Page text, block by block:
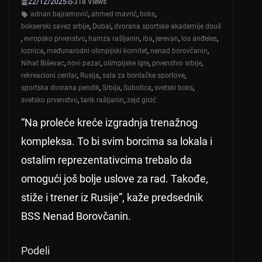
22/12/2025
318 Views
adnan bajramović, ahmed mavrić, boks,
bokserski savez srbije, Dubai, dvorana sportske akademije douš
, evropsko prvenstvo, hamza rašljanin, iba, jerevan, los anđeles,
loznica, međunarodni olimpijski komitet, nenad borovčanin,
Nihat Biševac, novi pazar, olimpijske igre, prvenstvo srbije,
rekreacioni centar, Rusija, sala za borilačke sportove,
sportska dvorana pendik, Srbija, Subotica, svetski boks,
svetsko prvenstvo, tarik rašljanin, zejd gicić
“Na proleće kreće izgradnja trenažnog
kompleksa. To bi svim borcima sa lokala i
ostalim reprezentativcima trebalo da
omogući još bolje uslove za rad. Takođe,
stiže i trener iz Rusije”, kaže predsednik
BSS Nenad Borovčanin.
Podeli